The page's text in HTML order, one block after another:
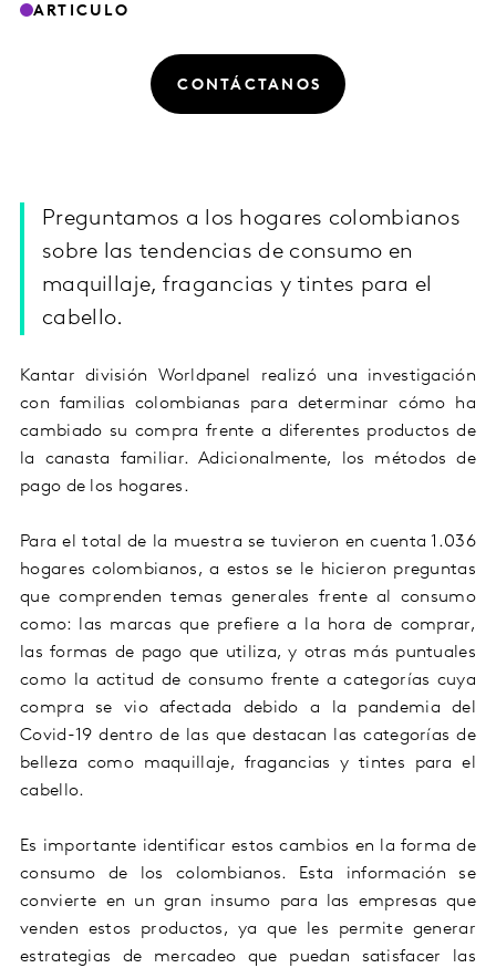
ARTICULO
CONTÁCTANOS
Preguntamos a los hogares colombianos
sobre las tendencias de consumo en
maquillaje, fragancias y tintes para el
cabello.
Kantar división Worldpanel realizó una investigación
con familias colombianas para determinar cómo ha
cambiado su compra frente a diferentes productos de
la canasta familiar. Adicionalmente, los métodos de
pago de los hogares.
Para el total de la muestra se tuvieron en cuenta 1.036
hogares colombianos, a estos se le hicieron preguntas
que comprenden temas generales frente al consumo
como: las marcas que prefiere a la hora de comprar,
las formas de pago que utiliza, y otras más puntuales
como la actitud de consumo frente a categorías cuya
compra se vio afectada debido a la pandemia del
Covid-19 dentro de las que destacan las categorías de
belleza como maquillaje, fragancias y tintes para el
cabello.
Es importante identificar estos cambios en la forma de
consumo de los colombianos. Esta información se
convierte en un gran insumo para las empresas que
venden estos productos, ya que les permite generar
estrategias de mercadeo que puedan satisfacer las